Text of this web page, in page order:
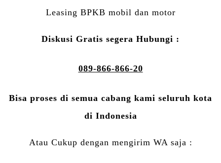
Leasing BPKB mobil dan motor
Diskusi Gratis segera Hubungi :
089-866-866-20
Bisa proses di semua cabang kami seluruh kota
di Indonesia
Atau Cukup dengan mengirim WA saja :